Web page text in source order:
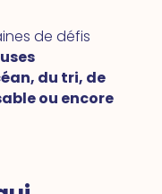
de défis
du tri, de
ou encore